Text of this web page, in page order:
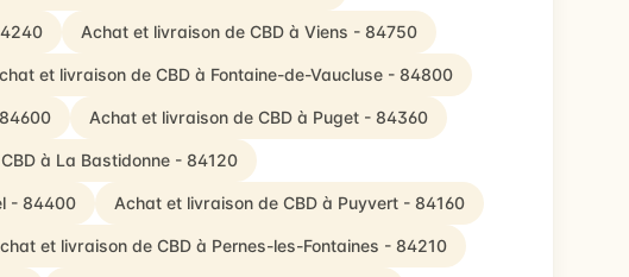
Achat et livraison de CBD à Viens - 84750
et livraison de CBD à Fontaine-de-Vaucluse - 84800
Achat et livraison de CBD à Puget - 84360
à La Bastidonne - 84120
- 84400 Achat et livraison de CBD à Puyvert - 84160
et livraison de CBD à Pernes-les-Fontaines - 84210